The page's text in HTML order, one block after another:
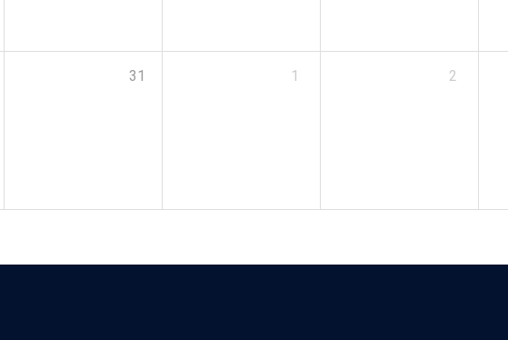
31 1 2